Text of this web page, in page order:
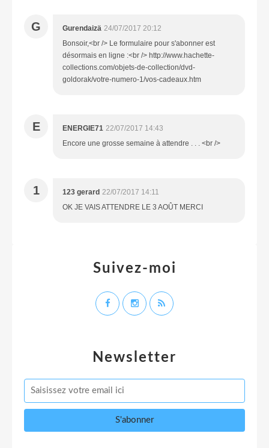
G Gurendaizä 24/07/2017 20:12
Bonsoir,<br /> Le formulaire pour s'abonner est
désormais en ligne :<br /> http://www.hachette-
collections.com/objets-de-collection/dvd-
goldorak/votre-numero-1/vos-cadeaux.htm
E ENERGIE71 22/07/2017 14:43
Encore une grosse semaine à attendre . . . <br />
1 123 gerard 22/07/2017 14:11
OK JE VAIS ATTENDRE LE 3 AOÛT MERCI
Newsletter
Suivez-moi